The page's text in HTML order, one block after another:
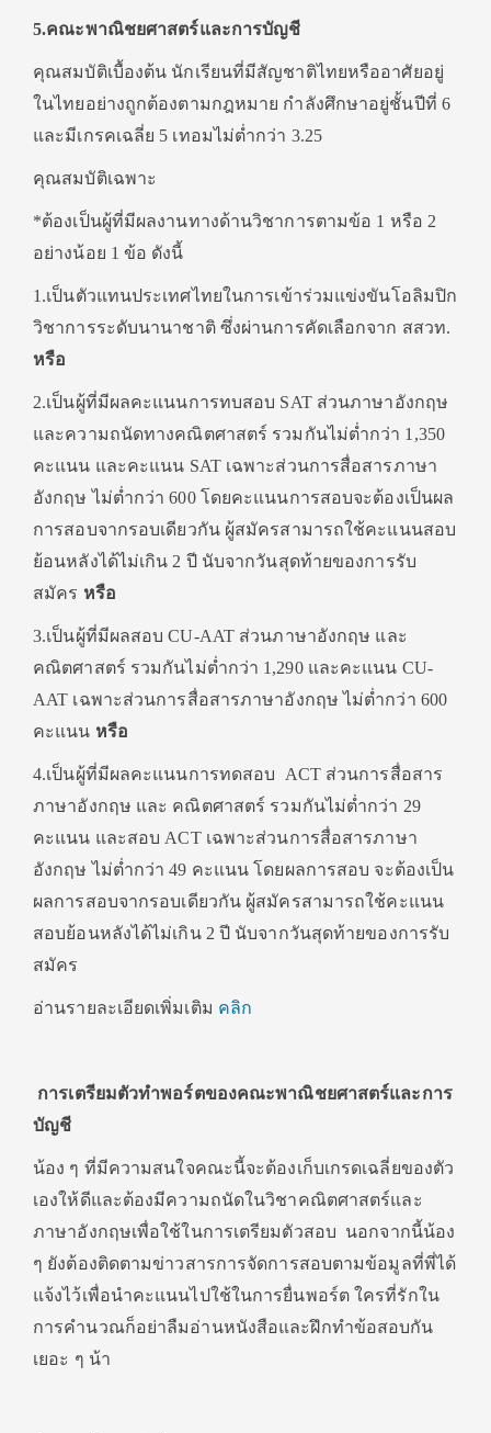
5.คณะพาณิชยศาสตร์และการบัญชี
คุณสมบัติเบื้องต้น นักเรียนที่มีสัญชาติไทยหรืออาศัยอยู่
ในไทยอย่างถูกต้องตามกฎหมาย กำลังศึกษาอยู่ชั้นปีที่ 6
และมีเกรคเฉลี่ย 5 เทอมไม่ต่ำกว่า 3.25
คุณสมบัติเฉพาะ
*ต้องเป็นผู้ที่มีผลงานทางด้านวิชาการตามข้อ 1 หรือ 2
อย่างน้อย 1 ข้อ ดังนี้
1.เป็นตัวแทนประเทศไทยในการเข้าร่วมแข่งขันโอลิมปิก
วิชาการระดับนานาชาติ ซึ่งผ่านการคัดเลือกจาก สสวท.
หรือ
2.เป็นผู้ที่มีผลคะแนนการทบสอบ SAT ส่วนภาษาอังกฤษ
และความถนัดทางคณิตศาสตร์ รวมกันไม่ต่ำกว่า 1,350
คะแนน และคะแนน SAT เฉพาะส่วนการสื่อสารภาษา
อังกฤษ ไม่ต่ำกว่า 600 โดยคะแนนการสอบจะต้องเป็นผล
การสอบจากรอบเดียวกัน ผู้สมัครสามารถใช้คะแนนสอบ
ย้อนหลังได้ไม่เกิน 2 ปี นับจากวันสุดท้ายของการรับ
สมัคร หรือ
3.เป็นผู้ที่มีผลสอบ CU-AAT ส่วนภาษาอังกฤษ และ
คณิตศาสตร์ รวมกันไม่ต่ำกว่า 1,290 และคะแนน CU-
AAT เฉพาะส่วนการสื่อสารภาษาอังกฤษ ไม่ต่ำกว่า 600
คะแนน หรือ
4.เป็นผู้ที่มีผลคะแนนการทดสอบ ACT ส่วนการสื่อสาร
ภาษาอังกฤษ และ คณิตศาสตร์ รวมกันไม่ต่ำกว่า 29
คะแนน และสอบ ACT เฉพาะส่วนการสื่อสารภาษา
อังกฤษ ไม่ต่ำกว่า 49 คะแนน โดยผลการสอบ จะต้องเป็น
ผลการสอบจากรอบเดียวกัน ผู้สมัครสามารถใช้คะแนน
สอบย้อนหลังได้ไม่เกิน 2 ปี นับจากวันสุดท้ายของการรับ
สมัคร
อ่านรายละเอียดเพิ่มเติม คลิก
การเตรียมตัวทำพอร์ตของคณะพาณิชยศาสตร์และการ
บัญชี
น้อง ๆ ที่มีความสนใจคณะนี้จะต้องเก็บเกรดเฉลี่ยของตัว
เองให้ดีและต้องมีความถนัดในวิชาคณิตศาสตร์และ
ภาษาอังกฤษเพื่อใช้ในการเตรียมตัวสอบ นอกจากนี้น้อง
ๆ ยังต้องติดตามข่าวสารการจัดการสอบตามข้อมูลที่พี่ได้
แจ้งไว้เพื่อนำคะแนนไปใช้ในการยื่นพอร์ต ใครที่รักใน
การคำนวณก็อย่าลืมอ่านหนังสือและฝึกทำข้อสอบกัน
เยอะ ๆ น้า